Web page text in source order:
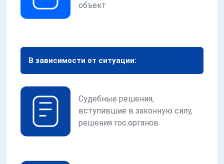
объект
В зависимости от ситуации:
Судебные решения,
вступившие в законную силу,
решения гос.органов